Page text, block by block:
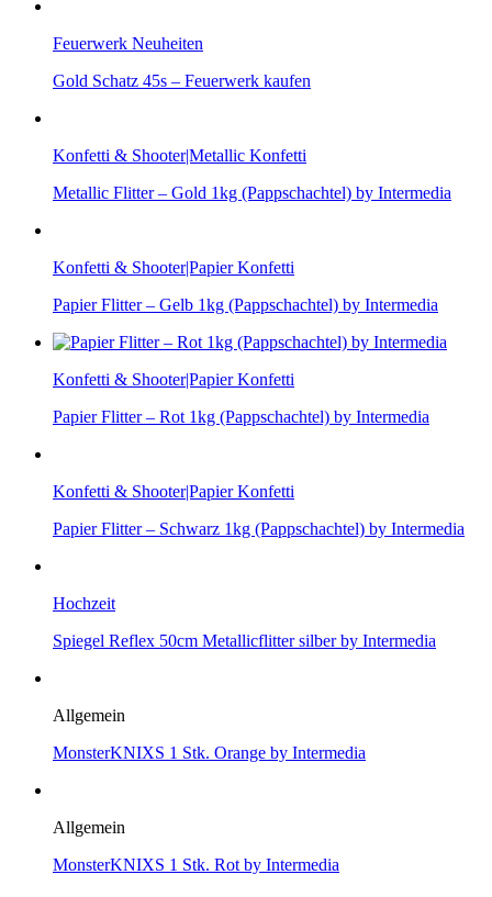
Feuerwerk Neuheiten
Gold Schatz 45s – Feuerwerk kaufen
Konfetti & Shooter|Metallic Konfetti
Metallic Flitter – Gold 1kg (Pappschachtel) by Intermedia
Konfetti & Shooter|Papier Konfetti
Papier Flitter – Gelb 1kg (Pappschachtel) by Intermedia
Konfetti & Shooter|Papier Konfetti
Papier Flitter – Rot 1kg (Pappschachtel) by Intermedia
Konfetti & Shooter|Papier Konfetti
Papier Flitter – Schwarz 1kg (Pappschachtel) by Intermedia
Hochzeit
Spiegel Reflex 50cm Metallicflitter silber by Intermedia
Allgemein
MonsterKNIXS 1 Stk. Orange by Intermedia
Allgemein
MonsterKNIXS 1 Stk. Rot by Intermedia